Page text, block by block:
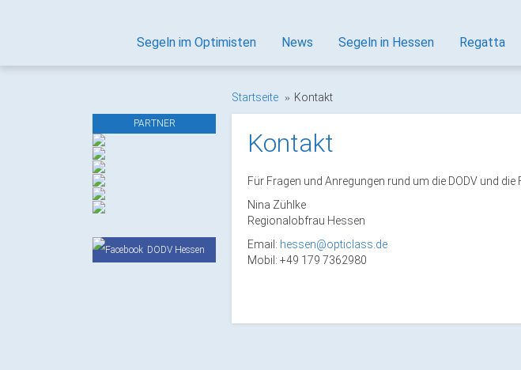
Segeln im Optimisten News Segeln in Hessen Regatta
PARTNER
DODV Hessen
Startseite Kontakt
Kontakt
Für Fragen und Anregungen rund um die DODV und
Nina Zühlke
Regionalobfrau Hessen
Email: hessen@opticlass.de
Mobil: +49 179 7362980